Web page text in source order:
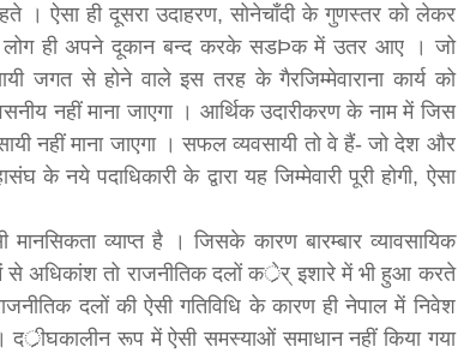
। ऐसा ही दूसरा उदाहरण, सोनेचाँदी के गुणस्तर को लेकर
लोग ही अपने दूकान बन्द करके सडÞक में उतर आए । जो
जगत से होने वाले इस तरह के गैरजिम्मेवाराना कार्य को
नहीं माना जाएगा । आर्थिक उदारीकरण के नाम में जिस
नहीं माना जाएगा । सफल व्यवसायी तो वे हैं- जो देश और
नये पदाधिकारी के द्वारा यह जिम्मेवारी पूरी होगी, ऐसा
व्याप्त है । जिसके कारण बारम्बार व्यावसायिक
में से अधिकांश तो राजनीतिक दलों कर्ेर् इशारे में भी हुआ करते
दलों की ऐसी गतिविधि के कारण ही नेपाल में निवेश
रूप में ऐसी समस्याओं समाधान नहीं किया गया
सीताराम विवाह पंचमी महोत्सव के तीसरे दिन धनुष
3 years ago
जनकपुरधाम/मिश्री लाल मधुकर। सीताराम विवाह पंचमी
महोत्सव के तीसरे दिन जानकी मंदिर के प्रांगण में धनुष यज्ञ
आयोजित किया गया। रंगभूमि मैदान में राजा विदेह...